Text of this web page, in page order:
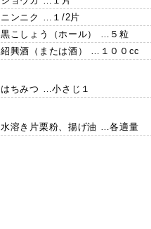
ニンニク …１/2片
黒こしょう（ホール） …５粒
紹興酒（または酒） …１００cc
はちみつ …小さじ１
水溶き片栗粉、揚げ油 …各適量